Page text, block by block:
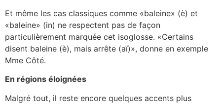
Et même les cas classiques comme «baleine» (è) et
«baleine» (in) ne respectent pas de façon
particulièrement marquée cet isoglosse. «Certains
disent baleine (è), mais arrête (aï)», donne en exemple
Mme Côté.
En régions éloignées
Malgré tout, il reste encore quelques accents plus